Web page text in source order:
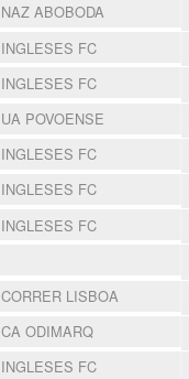
NAZ ABOBODA
INGLESES FC
INGLESES FC
UA POVOENSE
INGLESES FC
INGLESES FC
INGLESES FC
CORRER LISBOA
CA ODIMARQ
INGLESES FC